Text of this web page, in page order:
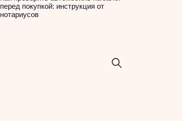
перед покупкой: инструкция от
нотариусов